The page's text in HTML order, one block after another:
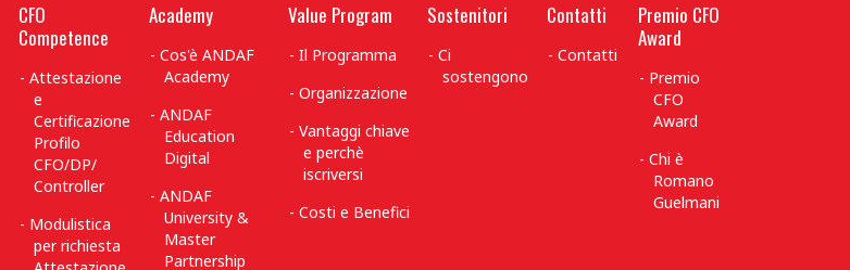
CFO
Competence
Attestazione
e
Certificazione
Profilo
CFO/DP/
Controller
Modulistica
per richiesta
Academy
Cos'è ANDAF
Academy
ANDAF
Education
Digital
ANDAF
University &
Master
Partnership
Value Program
Il Programma
Organizzazione
Vantaggi chiave
e perchè
iscriversi
Costi e Benefici
Sostenitori
Ci
sostengono
Contatti
Contatti
Premio CFO
Award
Premio
CFO
Award
Chi è
Romano
Guelmani